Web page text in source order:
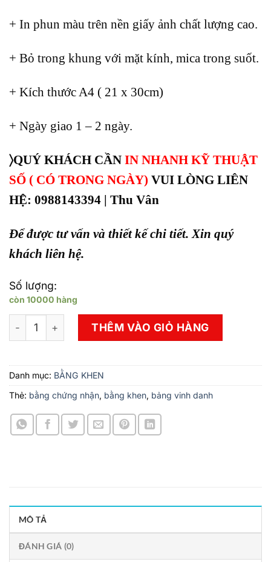
+ In phun màu trên nền giấy ảnh chất lượng cao.
+ Bỏ trong khung với mặt kính, mica trong suốt.
+ Kích thước A4 ( 21 x 30cm)
+ Ngày giao 1 – 2 ngày.
〉QUÝ KHÁCH CẦN IN NHANH KỸ THUẬT
SỐ ( CÓ TRONG NGÀY) VUI LÒNG LIÊN
HỆ: 0988143394 | Thu Vân
Để được tư vấn và thiết kế chi tiết. Xin quý
khách liên hệ.
Số lượng:
còn 10000 hàng
In 1 Bộ Bằng Khen Nhân Viên Xuất Sắc Giá Rẻ Theo
THÊM VÀO GIỎ HÀNG
Danh mục: BẰNG KHEN
Thẻ: bằng chứng nhận, bằng khen, bảng vinh danh
MÔ TẢ
ĐÁNH GIÁ (0)